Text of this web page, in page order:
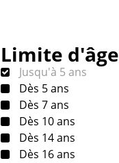
Limite d'âge
Jusqu'à 5 ans
Dès 5 ans
Dès 7 ans
Dès 10 ans
Dès 14 ans
Dès 16 ans